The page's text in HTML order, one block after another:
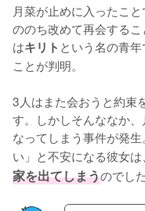
月菜が止めに入ったこ
ののち改めて再会する
はキリト という名の青
ことが判明。
3人はまた会おうと約束
す。しかしそんななか
なってしまう事件が発
い」と不安になる彼女は、
家を出てしまうのでし